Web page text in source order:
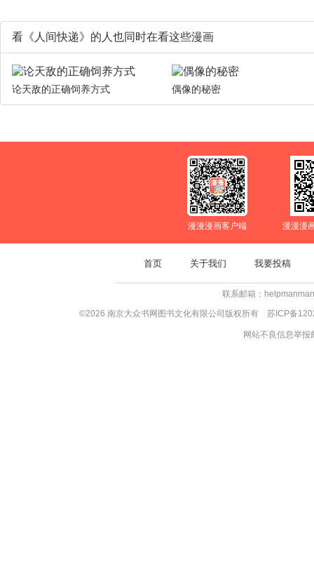
看《人间快递》的人也同时在看这些漫画
论天敌的正确饲养方式 偶像的秘密
漫漫漫画客户端 漫漫漫
首页 关于我们 我要投稿
联系邮箱：
©2026 南京大众书网图书文化有限公司版权所有 苏ICP备
网站不良信息举